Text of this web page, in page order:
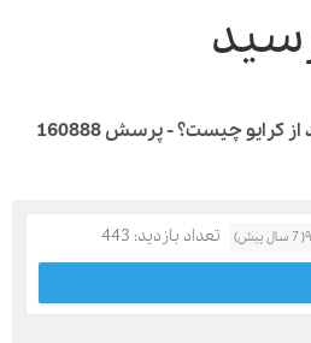
چیست؟ - پرسش 160888
تعداد بازدید: 443